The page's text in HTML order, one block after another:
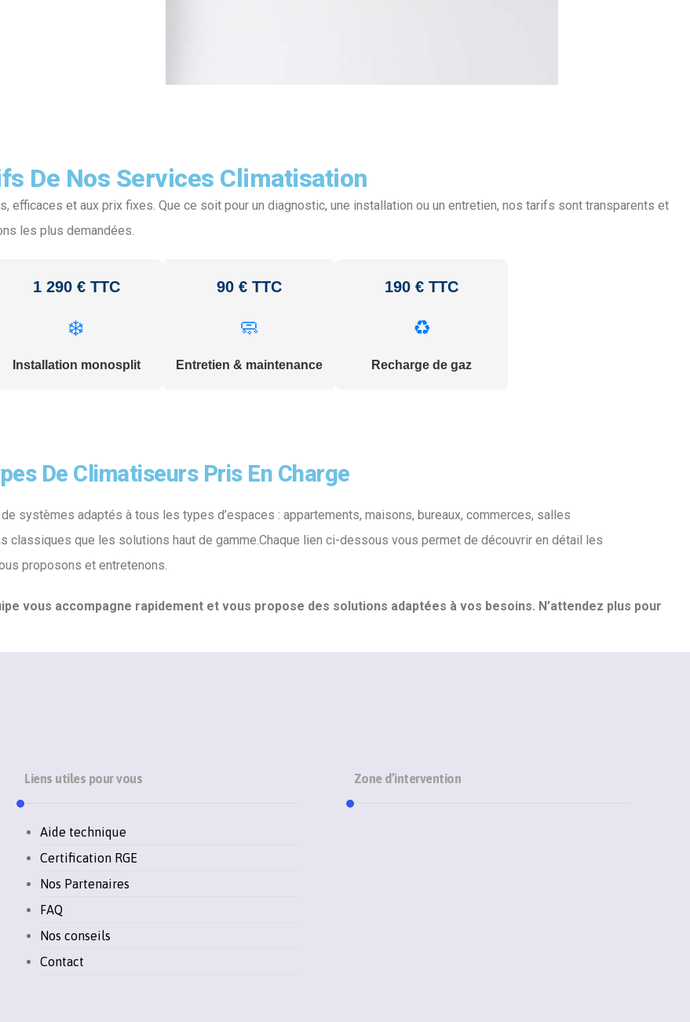
De Nos Services Climatisation
et aux prix fixes. Que ce soit pour un diagnostic, une installation ou un entretien, nos tarifs sont transparents et
les plus demandées.
1 290 € TTC
❄️
Installation monosplit
90 € TTC
🧼
Entretien & maintenance
190 € TTC
♻️
Recharge de gaz
De Climatiseurs Pris En Charge
systèmes adaptés à tous les types d’espaces : appartements, maisons, bureaux, commerces, salles
que les solutions haut de gamme.Chaque lien ci-dessous vous permet de découvrir en détail les
proposons et entretenons.
vous accompagne rapidement et vous propose des solutions adaptées à vos besoins. N’attendez plus pour
Liens utiles pour vous
Aide technique
Certification RGE
Nos Partenaires
FAQ
Nos conseils
Contact
Zone d’intervention